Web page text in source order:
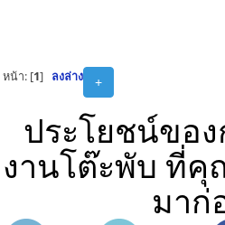
+
หน้า: [1] ลงล่าง
ประโยชน์ของ
งานโต๊ะพับ ที่คุ
มาก่